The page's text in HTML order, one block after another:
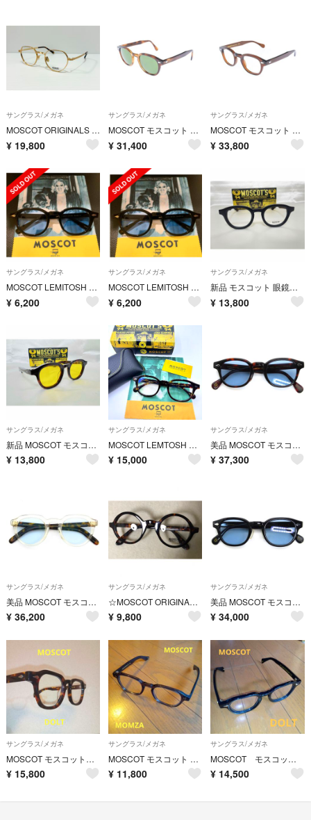
サングラス/メガネ
MOSCOT ORIGINALS SMENDRIK メガネフレーム GOLD 51□21-148 デモレンズ付 クラシック
¥ 19,800
サングラス/メガネ
MOSCOT モスコット サングラス 茶 【古着】【中古】【送料無料】
¥ 31,400
サングラス/メガネ
MOSCOT モスコット メガネ 茶 【古着】【中古】【送料無料】
¥ 33,800
サングラス/メガネ
MOSCOT LEMITOSH サングラス
¥ 6,200
サングラス/メガネ
MOSCOT LEMITOSH サングラス
¥ 6,200
サングラス/メガネ
新品 モスコット 眼鏡フレーム MOSCOT DAHVEN MATTE BLACK 艶消し黒縁 川口春奈 人気レアモデル
¥ 13,800
サングラス/メガネ
新品 MOSCOT モスコット サングラス DAHVEN 川口春奈 鼈甲柄 人気モデル
¥ 13,800
サングラス/メガネ
MOSCOT LEMTOSH モスコット レムトッシュ べっ甲柄 ケース 箱 付属品 メガネ
¥ 15,000
サングラス/メガネ
美品 MOSCOT モスコット メガネフレーム LEMTOSH 47 JPN LTD XIII 中国製 レムトッシュ 日本限定13弾 BURNT TORTOISE 54001240
¥ 37,300
サングラス/メガネ
美品 MOSCOT モスコット サングラス GAVOLT 中国製 ガボルト クラウンパント FLESH/TORTOISE 54001241
¥ 36,200
サングラス/メガネ
☆MOSCOT ORIGINALS眼鏡
¥ 9,800
サングラス/メガネ
美品 MOSCOT モスコット サングラス LEMTOSH MP 46 中国製 レムトッシュ ボスリントン ボストン/ウェリントン BLACK 54001218
¥ 34,000
サングラス/メガネ
MOSCOT モスコット DOLT べっ甲
¥ 15,800
サングラス/メガネ
MOSCOT モスコット GLAYフレーム 伊達メガネ
¥ 11,800
サングラス/メガネ
MOSCOT モスコット 伊達メガネ
¥ 14,500